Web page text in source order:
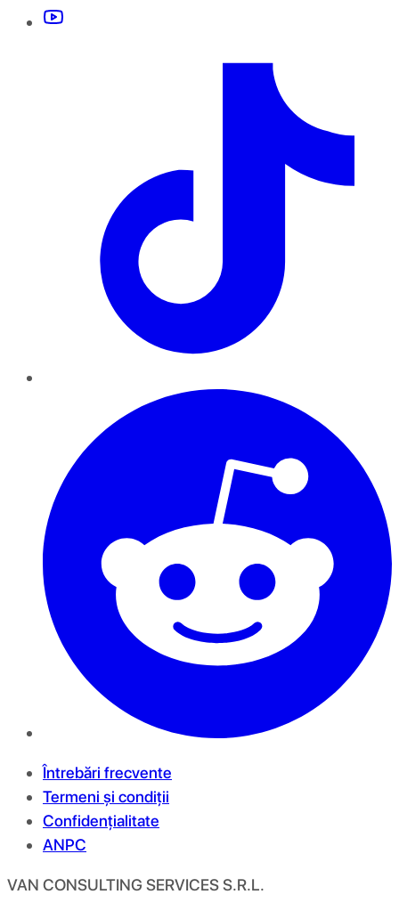
Întrebări frecvente
Termeni și condiții
Confidențialitate
ANPC
VAN CONSULTING SERVICES S.R.L.